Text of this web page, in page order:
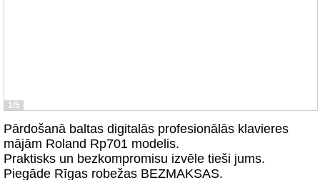
1/5
Pārdošanā baltas digitalās profesionālās klavieres
mājām Roland Rp701 modelis.
Praktisks un bezkompromisu izvēle tieši jums.
Piegāde Rīgas robežas BEZMAKSAS.